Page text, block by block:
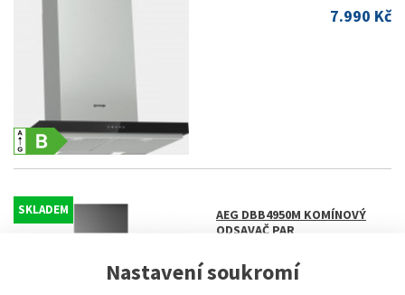
Nastavení soukromí
7.990 Kč
SKLADEM
AEG DBB4950M KOMÍNOVÝ
ODSAVAČ PAR